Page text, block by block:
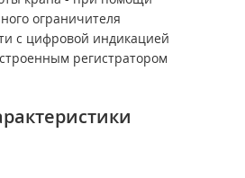
ограничителя
с цифровой индикацией
регистратором